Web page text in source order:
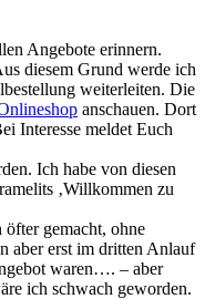
Angebote erinnern.
diesem Grund werde ich
weiterleiten. Die
anschauen. Dort
Interesse meldet Euch
Ich habe von diesen
‚Willkommen zu
öfter gemacht, ohne
aber erst im dritten Anlauf
waren…. – aber
ich schwach geworden.